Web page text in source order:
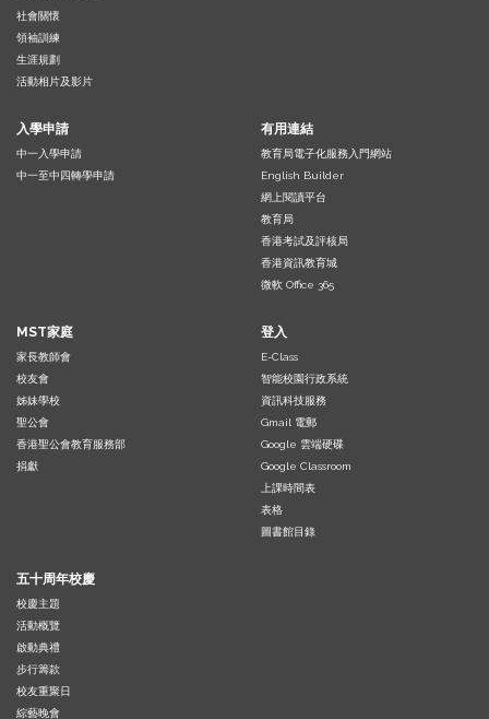
社會關懷
領袖訓練
生涯規劃
活動相片及影片
入學申請
中一入學申請
中一至中四轉學申請
有用連結
教育局電子化服務入門網站
English Builder
網上閱讀平台
教育局
香港考試及評核局
香港資訊教育城
微軟 Office 365
MST家庭
家長教師會
校友會
姊妹學校
聖公會
香港聖公會教育服務部
捐獻
登入
E-Class
智能校園行政系統
資訊科技服務
Gmail 電郵
Google 雲端硬碟
Google Classroom
上課時間表
表格
圖書館目錄
五十周年校慶
校慶主題
活動概覽
啟動典禮
步行籌款
校友重聚日
綜藝晚會